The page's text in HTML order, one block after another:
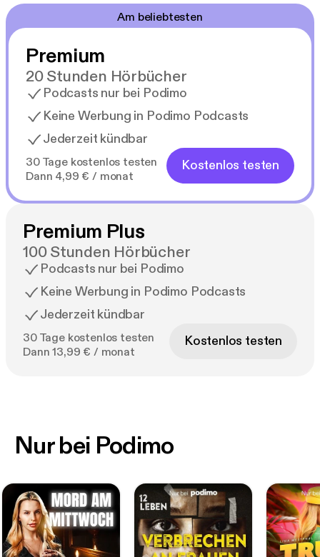
Am beliebtesten
Premium
20 Stunden Hörbücher
Podcasts nur bei Podimo
Keine Werbung in Podimo Podcasts
Jederzeit kündbar
30 Tage kostenlos testen
Dann 4,99 € / monat
Kostenlos testen
Premium Plus
100 Stunden Hörbücher
Podcasts nur bei Podimo
Keine Werbung in Podimo Podcasts
Jederzeit kündbar
30 Tage kostenlos testen
Dann 13,99 € / monat
Kostenlos testen
Nur bei Podimo